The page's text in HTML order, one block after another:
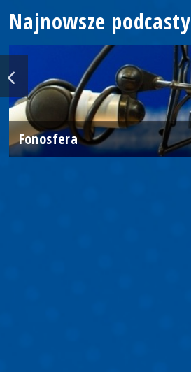
Najnowsze podcasty
Fonosfera